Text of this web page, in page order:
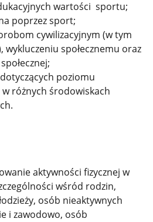
wartości sportu;
poprzez sport;
cywilizacyjnym (w tym
wykluczeniu społecznemu oraz
poziomu
różnych środowiskach
aktywności fizycznej w
wśród rodzin,
osób nieaktywnych
i zawodowo, osób